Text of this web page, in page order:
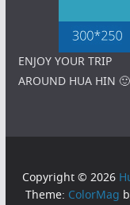
ENJOY YOUR TRIP
AROUND HUA HIN 🙂
Copyright © 2026
Theme: ColorMag